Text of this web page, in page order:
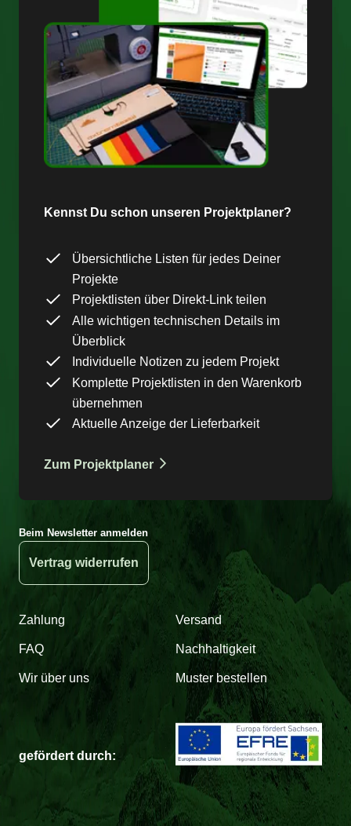
Kennst Du schon unseren Projektplaner?
Übersichtliche Listen für jedes Deiner
Projekte
Projektlisten über Direkt-Link teilen
Alle wichtigen technischen Details im
Überblick
Individuelle Notizen zu jedem Projekt
Komplette Projektlisten in den Warenkorb
übernehmen
Aktuelle Anzeige der Lieferbarkeit
Zum Projektplaner
Beim Newsletter anmelden
Vertrag widerrufen
Zahlung Versand
FAQ Nachhaltigkeit
Wir über uns Muster bestellen
gefördert durch: